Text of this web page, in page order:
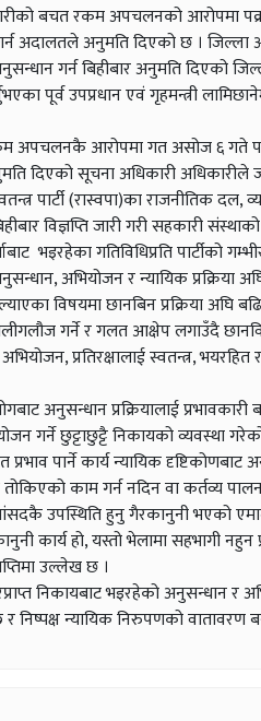
बचत रकम अपचलनको आरोपमा
अदालतले अनुमति दिएको छ ।
गर्न बिहीबार अनुमति
पूर्व उपप्रधान एवं गृहमन्त्री
आरोपमा गत असोज ६ गते
दिएको सूचना अधिकारी अधिकारीले
पार्टी (रास्वपा)का राजनीतिक
विज्ञप्ति जारी गरी सहकारी
भइरहेका गतिविधिप्रति
अभियोजन र न्यायिक
विषयमा छानबिन प्रक्रिया अघि
गर्ने र गलत आक्षेप लगाउँदै
प्रतिरक्षालाई स्वतन्त्र,
अनुसन्धान प्रक्रियालाई
गर्ने छुट्टाछुट्टै निकायको व्यवस्था
प्रभाव पार्ने कार्य न्यायिक
तोकिएको काम गर्न नदिन वा कर्तव्य
उपस्थिति हुनु गैरकानुनी भएको
कार्य हो, यस्तो भेलामा सहभागी
उल्लेख छ ।
निकायबाट भइरहेको अनुसन्धान र
र निष्पक्ष न्यायिक निरुपणको